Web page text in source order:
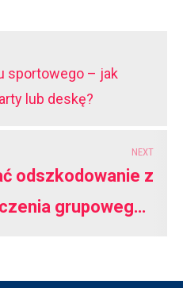
sportowego – jak
lub deskę?
NEXT
odszkodowanie z
grupowego?